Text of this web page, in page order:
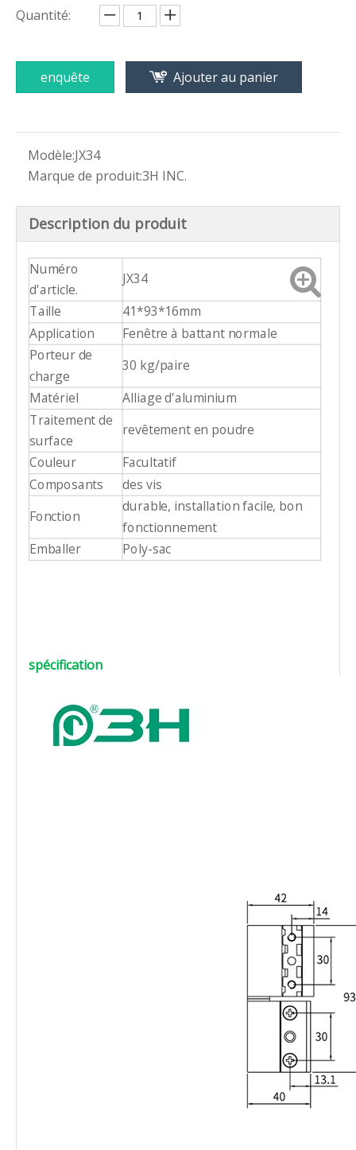
Quantité:
enquête Ajouter au panier
Modèle:JX34
Marque de produit:3H INC.
Description du produit
Numéro
d'article.
JX34
Taille 41*93*16mm
Application
Fenêtre à battant normale
Porteur de
charge
30 kg/paire
Matériel
Alliage d'aluminium
Traitement de
surface
revêtement en poudre
Couleur
Facultatif
Composants
des vis
Fonction
durable, installation facile, bon
fonctionnement
Emballer
Poly-sac
spécification